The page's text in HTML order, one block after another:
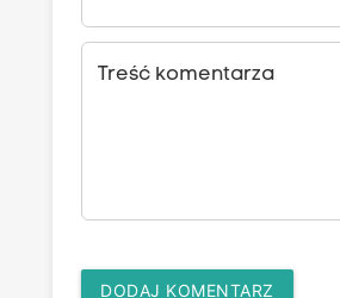
Treść komentarza
DODAJ KOMENTARZ